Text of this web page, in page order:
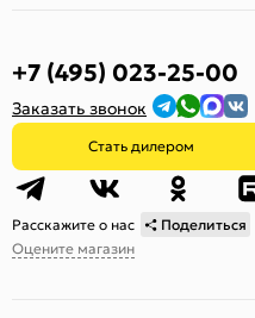
+7 (495) 023-25-00
Заказать звонок
Стать дилером
Расскажите о нас
Поделиться
Оцените магазин